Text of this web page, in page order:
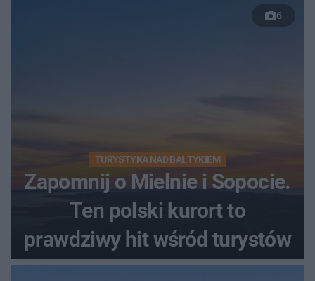
6
TURYSTYKA NAD BAŁTYKIEM
Zapomnij o Mielnie i Sopocie.
Ten polski kurort to
prawdziwy hit wśród turystów